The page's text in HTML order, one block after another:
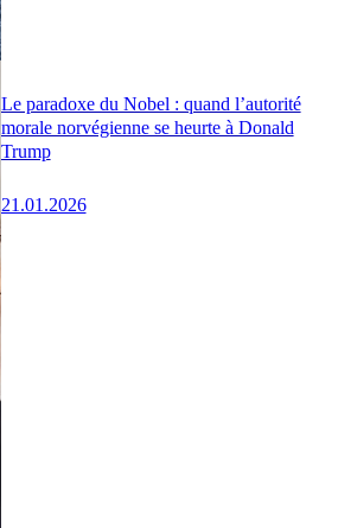
Le paradoxe du Nobel : quand l’autorité
morale norvégienne se heurte à Donald
Trump
21.01.2026